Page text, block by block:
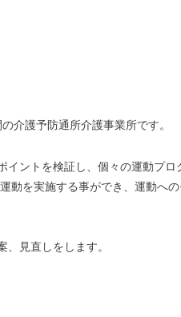
介護予防通所介護事業所です。
イントを検証し、個々の運動プロ
動を実施する事ができ、運動へ
見直しをします。